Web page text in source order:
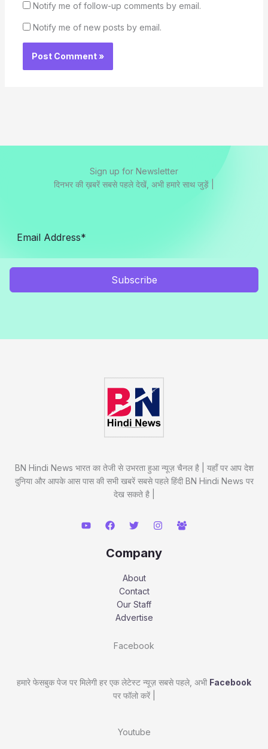
Notify me of follow-up comments by email.
Notify me of new posts by email.
Sign up for Newsletter
दिनभर की ख़बरें सबसे पहले देखें, अभी हमारे साथ जुड़ें |
Subscribe
BN Hindi News भारत का तेजी से उभरता हुआ न्यूज़ चैनल है | यहाँ पर आप देश
दुनिया और आपके आस पास की सभी खबरें सबसे पहले हिंदी BN Hindi News पर
देख सकते है |
Company
About
Contact
Our Staff
Advertise
Facebook
हमारे फेसबुक पेज पर मिलेगी हर एक लेटेस्ट न्यूज़ सबसे पहले, अभी Facebook
पर फॉलो करें |
Youtube